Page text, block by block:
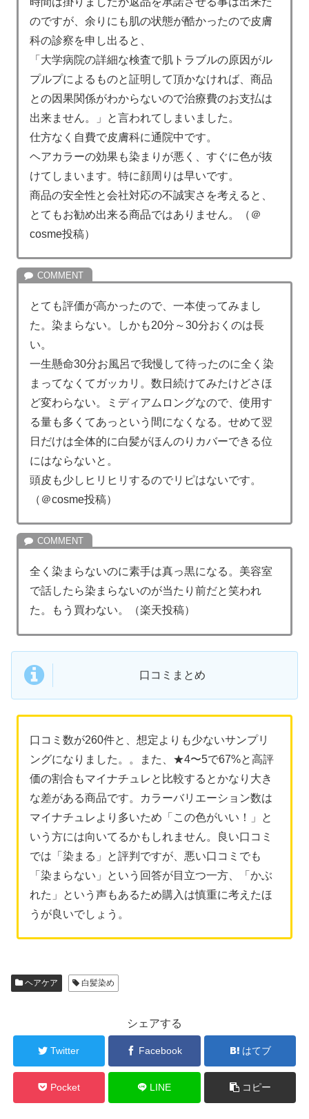
のですが、余りにも肌の状態が酷かったので皮膚
科の診察を申し出ると、
「大学病院の詳細な検査で肌トラブルの原因がル
プルプによるものと証明して頂かなければ、商品
との因果関係がわからないので治療費のお支払は
出来ません。」と言われてしまいました。
仕方なく自費で皮膚科に通院中です。
ヘアカラーの効果も染まりが悪く、すぐに色が抜
けてしまいます。特に顔周りは早いです。
商品の安全性と会社対応の不誠実さを考えると、
とてもお勧め出来る商品ではありません。（＠
cosme投稿）
とても評価が高かったので、一本使ってみまし
た。染まらない。しかも20分～30分おくのは長
い。
一生懸命30分お風呂で我慢して待ったのに全く染
まってなくてガッカリ。数日続けてみたけどさほ
ど変わらない。ミディアムロングなので、使用す
る量も多くてあっという間になくなる。せめて翌
日だけは全体的に白髪がほんのりカバーできる位
にはならないと。
頭皮も少しヒリヒリするのでリピはないです。
（＠cosme投稿）
全く染まらないのに素手は真っ黒になる。美容室
で話したら染まらないのが当たり前だと笑われ
た。もう買わない。（楽天投稿）
口コミまとめ
口コミ数が260件と、想定よりも少ないサンプリ
ングになりました。。また、★4〜5で67%と高評
価の割合もマイナチュレと比較するとかなり大き
な差がある商品です。カラーバリエーション数は
マイナチュレより多いため「この色がいい！」と
いう方には向いてるかもしれません。良い口コミ
では「染まる」と評判ですが、悪い口コミでも
「染まらない」という回答が目立つ一方、「かぶ
れた」という声もあるため購入は慎重に考えたほ
うが良いでしょう。
ヘアケア 白髪染め
シェアする
Twitter Facebook はてブ
Pocket LINE コピー